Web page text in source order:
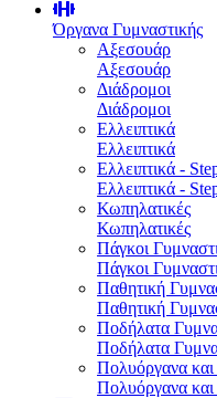
Όργανα Γυμναστικής
Αξεσουάρ
Αξεσουάρ
Διάδρομοι
Διάδρομοι
Ελλειπτικά
Ελλειπτικά
Ελλειπτικά -
Ελλειπτικά -
Κωπηλατικές
Κωπηλατικές
Πάγκοι
Πάγκοι
Παθητική
Παθητική
Ποδήλατα
Ποδήλατα
Πολυόργανα
Πολυόργανα